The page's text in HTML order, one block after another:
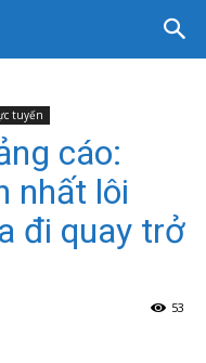
tuyến
cáo:
nhất lôi
đi quay trở
53